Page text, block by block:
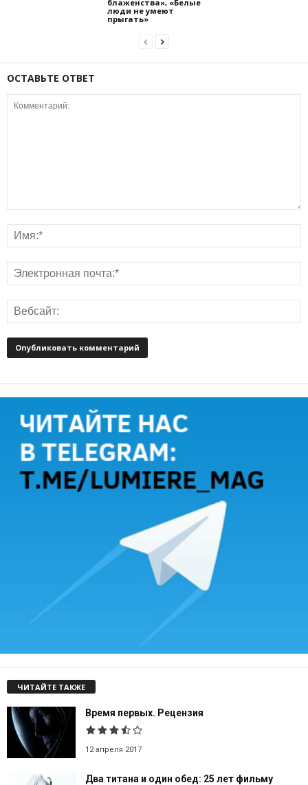
блаженства», «Белые
люди не умеют
прыгать»
ОСТАВЬТЕ ОТВЕТ
ЧИТАЙТЕ ТАКЖЕ
Время первых. Рецензия
12 апреля 2017
Два титана и один обед: 25 лет фильму